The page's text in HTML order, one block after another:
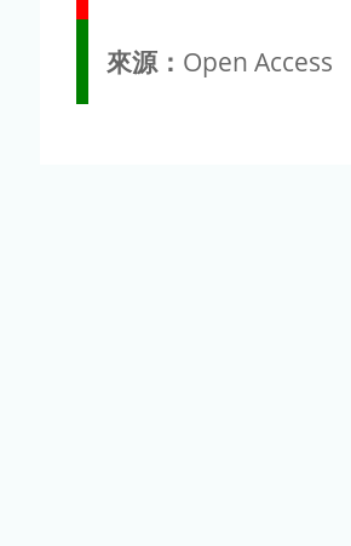
來源： Open Access